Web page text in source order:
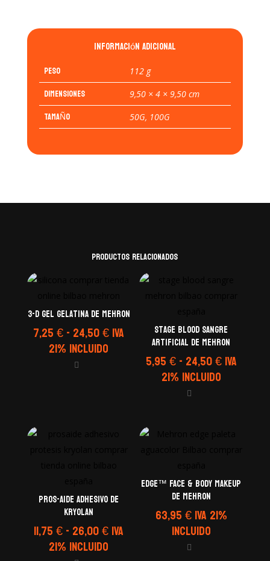
Información adicional
Peso 112 g
Dimensiones 9,50 × 4 × 9,50 cm
TAMAÑO 50G, 100G
Productos relacionados
3-D Gel Gelatina de Mehron
7,25€-24,50€Rango
precios:
24,50 €
IVA
21% Incluido
Stage Blood Sangre
Artificial de Mehron
5,95€-24,50€Rango
IVA
21% Incluido
PROS-AIDE Adhesivo de
Kryolan
11,75€-26,00€Rango
IVA
21% Incluido
EDGE™ Face & Body Makeup
de Mehron
63,95€IVA 21%
Incluido